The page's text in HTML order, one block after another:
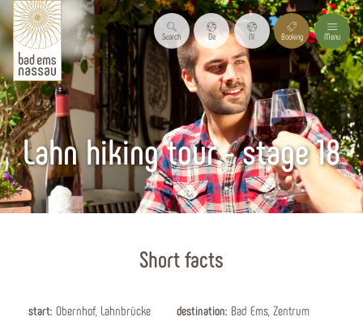
Search De Nl Booking Menu
Lahn hiking tour - stage 18
Short facts
start: Obernhof, Lahnbrücke destination: Bad Ems, Zentrum